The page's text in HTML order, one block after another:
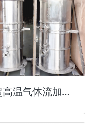
超高温气体流加热器